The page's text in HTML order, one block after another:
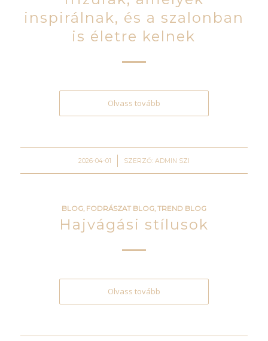
inspirálnak, és a szalonban
is életre kelnek
Olvass tovább
2026-04-01
/ SZERZŐ: ADMIN SZI
BLOG, FODRÁSZAT BLOG,TREND BLOG
Hajvágási stílusok
Olvass tovább